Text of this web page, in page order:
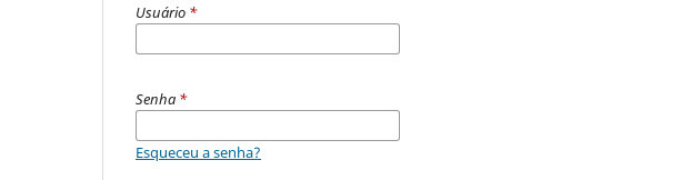
Usuário *
Senha *
Esqueceu a senha?